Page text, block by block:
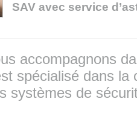
SAV avec service
accompagnons
spécialisé dans la
systèmes de